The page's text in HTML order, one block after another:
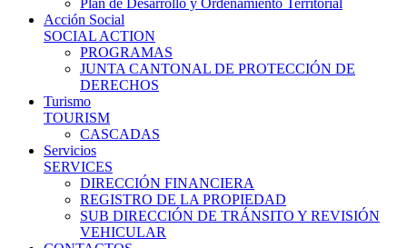
Plan de Desarrollo y Ordenamiento Territorial
Acción Social
SOCIAL ACTION
PROGRAMAS
JUNTA CANTONAL DE PROTECCIÓN DE
DERECHOS
Turismo
TOURISM
CASCADAS
Servicios
SERVICES
DIRECCIÓN FINANCIERA
REGISTRO DE LA PROPIEDAD
SUB DIRECCIÓN DE TRÁNSITO Y REVISIÓN
VEHICULAR